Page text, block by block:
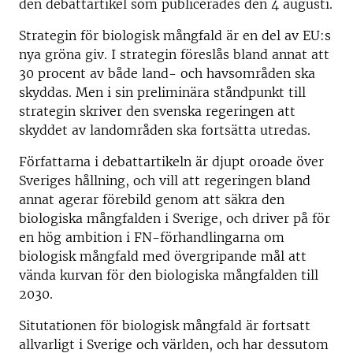
den debattartikel som publicerades den 4 augusti.
Strategin för biologisk mångfald är en del av EU:s
nya gröna giv. I strategin föreslås bland annat att
30 procent av både land- och havsområden ska
skyddas. Men i sin preliminära ståndpunkt till
strategin skriver den svenska regeringen att
skyddet av landområden ska fortsätta utredas.
Författarna i debattartikeln är djupt oroade över
Sveriges hållning, och vill att regeringen bland
annat agerar förebild genom att säkra den
biologiska mångfalden i Sverige, och driver på för
en hög ambition i FN-förhandlingarna om
biologisk mångfald med övergripande mål att
vända kurvan för den biologiska mångfalden till
2030.
Situtationen för biologisk mångfald är fortsatt
allvarligt i Sverige och världen, och har dessutom